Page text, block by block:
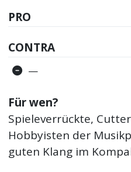
PRO
CONTRA
—
Für wen?
Spieleverrückte,
Hobbyisten der
guten Klang im